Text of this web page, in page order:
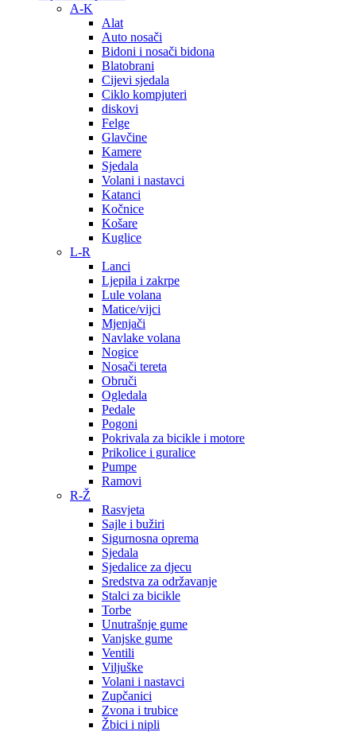
A-K
Alat
Auto nosači
Bidoni i nosači bidona
Blatobrani
Cijevi sjedala
Ciklo kompjuteri
diskovi
Felge
Glavčine
Kamere
Sjedala
Volani i nastavci
Katanci
Kočnice
Košare
Kuglice
L-R
Lanci
Ljepila i zakrpe
Lule volana
Matice/vijci
Mjenjači
Navlake volana
Nogice
Nosači tereta
Obruči
Ogledala
Pedale
Pogoni
Pokrivala za bicikle i motore
Prikolice i guralice
Pumpe
Ramovi
R-Ž
Rasvjeta
Sajle i bužiri
Sigurnosna oprema
Sjedala
Sjedalice za djecu
Sredstva za održavanje
Stalci za bicikle
Torbe
Unutrašnje gume
Vanjske gume
Ventili
Viljuške
Volani i nastavci
Zupčanici
Zvona i trubice
Žbici i nipli